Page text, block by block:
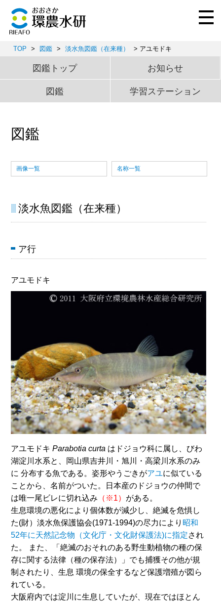
TOP > 図鑑 > 淡水魚図鑑（在来種） > アユモドキ
図鑑トップ お知らせ
図鑑 学習ステーション
図鑑
画像一覧 名称一覧
淡水魚図鑑（在来種）
ア行
アユモドキ
アユモドキParabotia curta はドジョウ科に属し、びわ
湖淀川水系と、岡山県吉井川・旭川・高梁川水系のみ
に 分布する魚である。姿形やうごきがアユに似ている
ことから、名前がついた。日本産のドジョウの仲間で
は唯一尾ビレに切れ込み （※1） がある。
生息環境の悪化により個体数が減少し、絶滅を危惧し
た(財）淡水魚保護協会(1971-1994)の尽力により 昭和
52年に天然記念物（文化庁・文化財保護法)に指定され
た。 また、「絶滅のおそれのある野生動植物の種の保
存に関する法律（種の保存法）」でも捕獲その他が規
制されたり、生息 環境の保全するなど保護増殖が図ら
れている。
大阪府内では淀川に生息していたが、現在ではほとん